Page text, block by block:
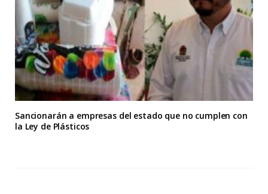
Sancionarán a empresas del estado que no cumplen con
la Ley de Plásticos